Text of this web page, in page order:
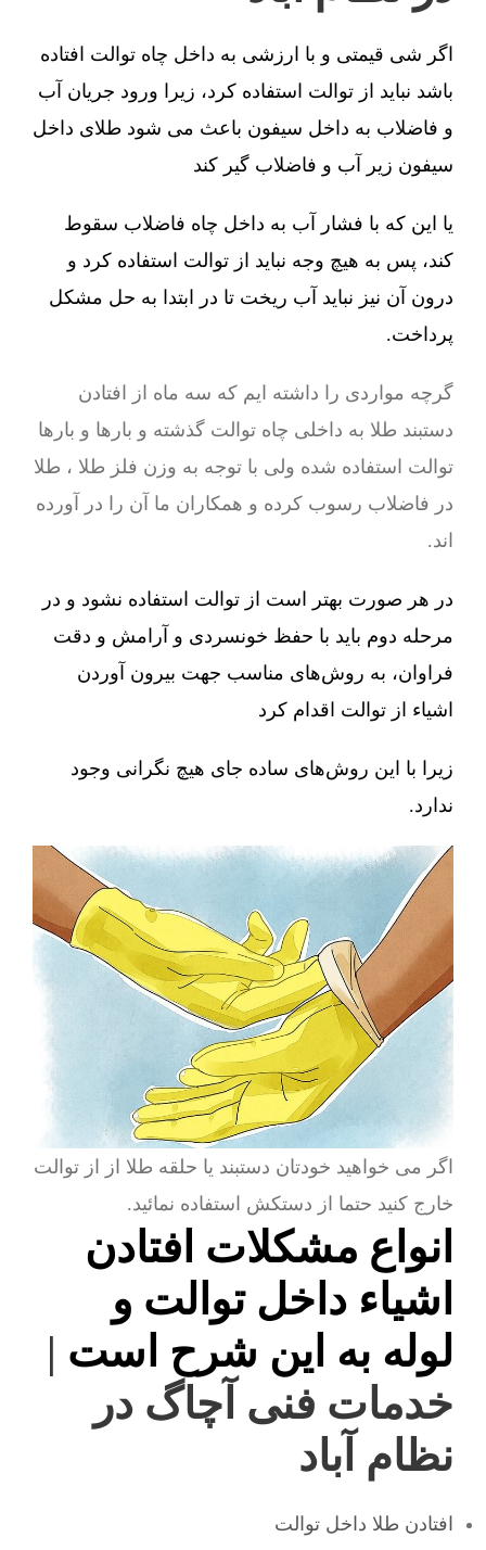
اگر شی قیمتی و با ارزشی به داخل چاه توالت افتاده
باشد نباید از توالت استفاده کرد، زیرا ورود جریان آب
و فاضلاب به داخل سیفون باعث می شود طلای داخل
سیفون زیر آب و فاضلاب گیر کند
یا این که با فشار آب به داخل چاه فاضلاب سقوط
کند، پس به هیچ وجه نباید از توالت استفاده کرد و
درون آن نیز نباید آب ریخت تا در ابتدا به حل مشکل
پرداخت.
گرچه مواردی را داشته ایم که سه ماه از افتادن
دستبند طلا به داخلی چاه توالت گذشته و بارها و بارها
توالت استفاده شده ولی با توجه به وزن فلز طلا ، طلا
در فاضلاب رسوب کرده و همکاران ما آن را در آورده
اند.
در هر صورت بهتر است از توالت استفاده نشود و در
مرحله دوم باید با حفظ خونسردی و آرامش و دقت
فراوان، به روش‌های مناسب جهت بیرون آوردن
اشیاء از توالت اقدام کرد
زیرا با این روش‌های ساده جای هیچ نگرانی وجود
ندارد.
اگر می خواهید خودتان دستبند یا حلقه طلا از از توالت
خارج کنید حتما از دستکش استفاده نمائید.
انواع مشکلات افتادن
اشیاء داخل توالت و
لوله به این شرح است |
خدمات فنی آچاگ در
نظام آباد
افتادن طلا داخل توالت